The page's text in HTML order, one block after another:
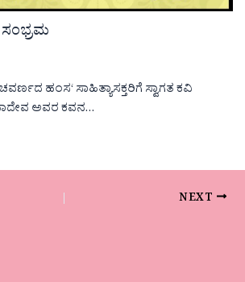
ಹಂಸ‘ ಸಾಹಿತ್ಯಾಸಕ್ತರಿಗೆ ಸ್ವಾಗತ ಕವಿ
ಅವರ ಕವನ…
NEXT